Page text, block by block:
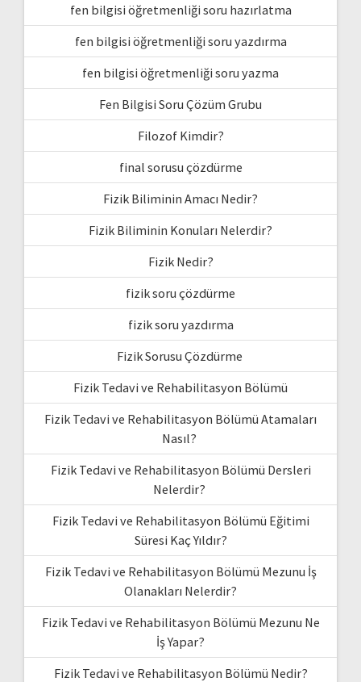
fen bilgisi öğretmenliği soru hazırlatma
fen bilgisi öğretmenliği soru yazdırma
fen bilgisi öğretmenliği soru yazma
Fen Bilgisi Soru Çözüm Grubu
Filozof Kimdir?
final sorusu çözdürme
Fizik Biliminin Amacı Nedir?
Fizik Biliminin Konuları Nelerdir?
Fizik Nedir?
fizik soru çözdürme
fizik soru yazdırma
Fizik Sorusu Çözdürme
Fizik Tedavi ve Rehabilitasyon Bölümü
Fizik Tedavi ve Rehabilitasyon Bölümü Atamaları
Nasıl?
Fizik Tedavi ve Rehabilitasyon Bölümü Dersleri
Nelerdir?
Fizik Tedavi ve Rehabilitasyon Bölümü Eğitimi
Süresi Kaç Yıldır?
Fizik Tedavi ve Rehabilitasyon Bölümü Mezunu İş
Olanakları Nelerdir?
Fizik Tedavi ve Rehabilitasyon Bölümü Mezunu Ne
İş Yapar?
Fizik Tedavi ve Rehabilitasyon Bölümü Nedir?